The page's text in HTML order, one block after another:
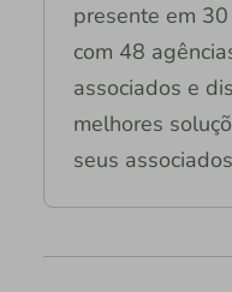
presente em
com 48
associados e
melhores
seus